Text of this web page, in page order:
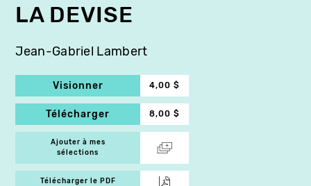
LA DEVISE
Jean-Gabriel Lambert
Visionner 4,00 $
Télécharger 8,00 $
Ajouter à mes
sélections
Télécharger le PDF